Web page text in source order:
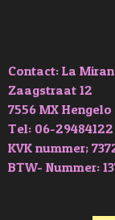
Contact: La
Zaagstraat 12
7556 MX Hengelo
Tel: 06-29484122
KVK nummer;
BTW- Nummer: